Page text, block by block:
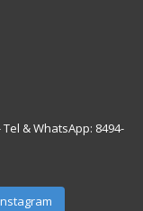
Tel & WhatsApp: 8494-